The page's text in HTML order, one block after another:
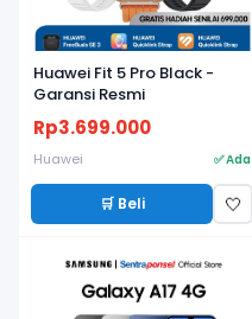
Huawei Fit 5 Pro Black -
Garansi Resmi
Rp3.699.000
Huawei ✅ Ada
🛒 Beli 🤍